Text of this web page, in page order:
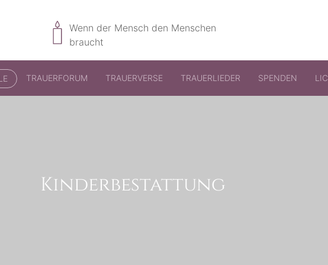
Wenn der Mensch den Menschen
braucht
TRAUERFORUM TRAUERVERSE TRAUERLIEDER SPENDEN
Kinderbestattung